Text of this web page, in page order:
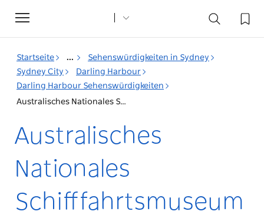
Toggle
navigation
Startseite ...
Sehenswürdigkeiten in Sydney
Sydney City
Darling Harbour
Darling Harbour Sehenswürdigkeiten
Australisches Nationales Schifffahrtsmuseum
Australisches
Nationales
Schifffahrtsmuseum